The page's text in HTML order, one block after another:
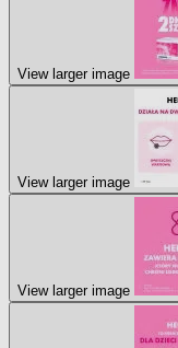
View larger image
View larger image
View larger image